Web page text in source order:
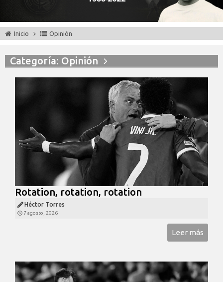
Inicio Opinión
Categoría: Opinión
Rotation, rotation, rotation
Héctor Torres
7 agosto, 2026
Leer más